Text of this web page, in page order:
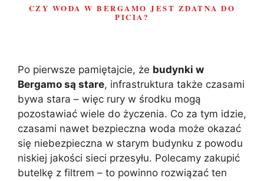
CZY WODA W BERGAMO JEST ZDATNA DO
PICIA?
Po pierwsze pamiętajcie, że budynki w
Bergamo są stare, infrastruktura także czasami
bywa stara – więc rury w środku mogą
pozostawiać wiele do życzenia. Co za tym idzie,
czasami nawet bezpieczna woda może okazać
się niebezpieczna w starym budynku z powodu
niskiej jakości sieci przesyłu. Polecamy zakupić
butelkę z filtrem – to powinno rozwiązać ten